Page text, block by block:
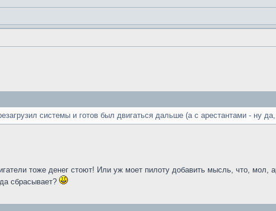
системы и готов был двигаться дальше (а с арестантами - ну
тоже денег стоют! Или уж моет пилоту добавить мысль, что, мол,
сбрасывает?